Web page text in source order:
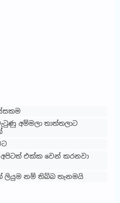
අම්මලා තාත්තලාට
අපිටත් එක්ක වෙන් කරනවා
ලියුම නම් තිබ්බ තැනමයි